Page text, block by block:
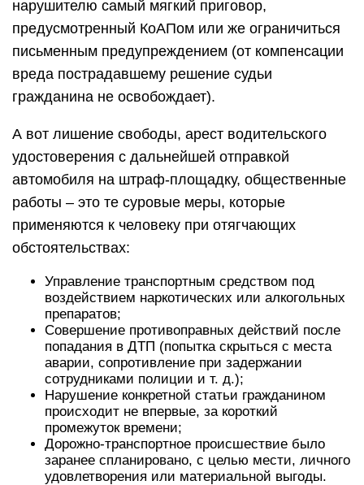
нарушителю самый мягкий приговор,
предусмотренный КоАПом или же ограничиться
письменным предупреждением (от компенсации
вреда пострадавшему решение судьи
гражданина не освобождает).
А вот лишение свободы, арест водительского
удостоверения с дальнейшей отправкой
автомобиля на штраф-площадку, общественные
работы – это те суровые меры, которые
применяются к человеку при отягчающих
обстоятельствах:
Управление транспортным средством под
воздействием наркотических или алкогольных
препаратов;
Совершение противоправных действий после
попадания в ДТП (попытка скрыться с места
аварии, сопротивление при задержании
сотрудниками полиции и т. д.);
Нарушение конкретной статьи гражданином
происходит не впервые, за короткий
промежуток времени;
Дорожно-транспортное происшествие было
заранее спланировано, с целью мести, личного
удовлетворения или материальной выгоды.